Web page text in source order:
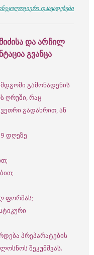
დაავადებები
და არჩილ
გვანცა
გამონადენის
ღრუში, რაც
გადახრით, ან
დღეზე
ფორმას;
პრეპარატების
შეკუმშვას.